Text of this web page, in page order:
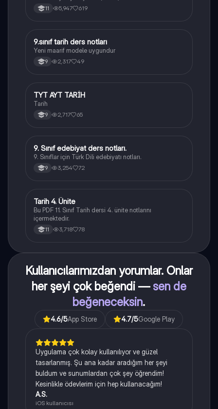
11 5,947 619
Tarih
9.sınıf tarih ders notları
Yeni maarif modele uygundur
9 2,317 49
Tarih
TYT AYT TARİH
Tarih
9 2,717 65
Türk Dili ve Edebiyatı
9. Sınıf edebiyat ders notları.
9. Sınıflar için Türk Dili edebiyatı notları.
9 3,254 72
Tarih
Tarih 4. Ünite
Bu PDF 11. Sınıf Tarih dersi 4. ünite notlarını
içermektedir.
11 3,718 78
Kullanıcılarımızdan yorumlar. Onlar
her şeyi çok beğendi — sen de
beğeneceksin.
4.6/5App Store 4.7/5Google Play
Uygulama çok kolay kullanılıyor ve güzel
tasarlanmış. Şu ana kadar aradığım her şeyi
buldum ve sunumlardan çok şey öğrendim!
Kesinlikle ödevlerim için hep kullanacağım!
A.S.
iOS kullanıcısı